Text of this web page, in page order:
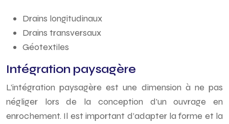
Drains longitudinaux
Drains transversaux
Géotextiles
Intégration paysagère
L’intégration paysagère est une dimension à ne pas
négliger lors de la conception d’un ouvrage en
enrochement. Il est important d’adapter la forme et la